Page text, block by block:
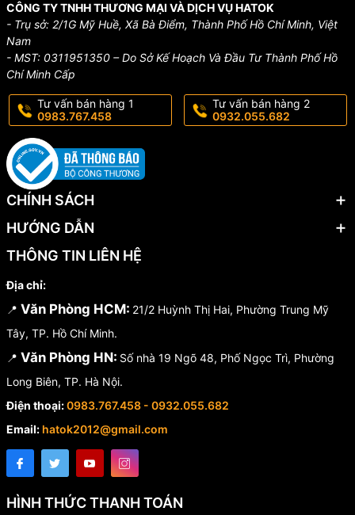
CÔNG TY TNHH THƯƠNG MẠI VÀ DỊCH VỤ HATOK
- Trụ sở: 2/1G Mỹ Huề, Xã Bà Điểm, Thành Phố Hồ Chí Minh, Việt
Nam
- MST: 0311951350 – Do Sở Kế Hoạch Và Đầu Tư Thành Phố Hồ
Chí Minh Cấp
Tư vấn bán hàng 1
0983.767.458
Tư vấn bán hàng 2
0932.055.682
CHÍNH SÁCH
HƯỚNG DẪN
THÔNG TIN LIÊN HỆ
Địa chỉ:
📍 Văn Phòng HCM: 21/2 Huỳnh Thị Hai, Phường Trung Mỹ
Tây, TP. Hồ Chí Minh.
📍 Văn Phòng HN: Số nhà 19 Ngõ 48, Phố Ngọc Trì, Phường
Long Biên, TP. Hà Nội.
Điện thoại:0983.767.458 - 0932.055.682
Email: hatok2012@gmail.com
HÌNH THỨC THANH TOÁN